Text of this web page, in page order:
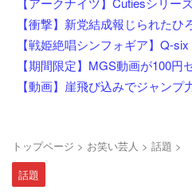
トップページ > お笑い芸人 > 話題 >
話題